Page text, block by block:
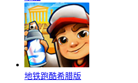
地铁跑酷希腊版